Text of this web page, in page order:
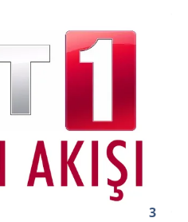
yapılması, amaçlarıyla
kullanılacaktır.
aşağıda yer alan panel
Çerezlere ilişkin detaylı bilgi
Çerez Bilgilendirme
Kanunu uyarınca
okumak ve sitemizde
3